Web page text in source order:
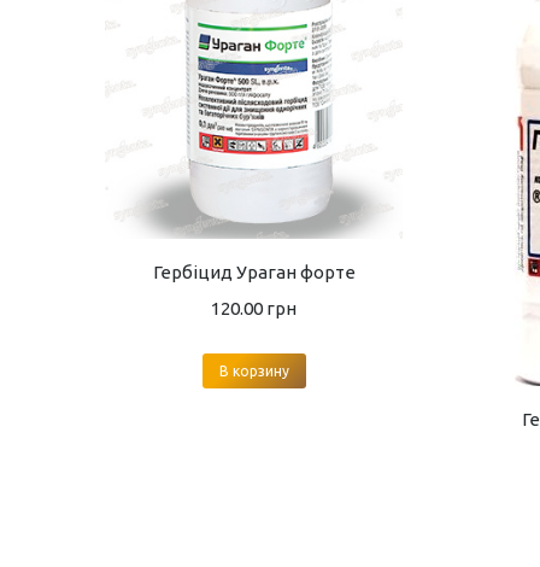
Гербіцид Ураган форте
120.00 грн
В корзину